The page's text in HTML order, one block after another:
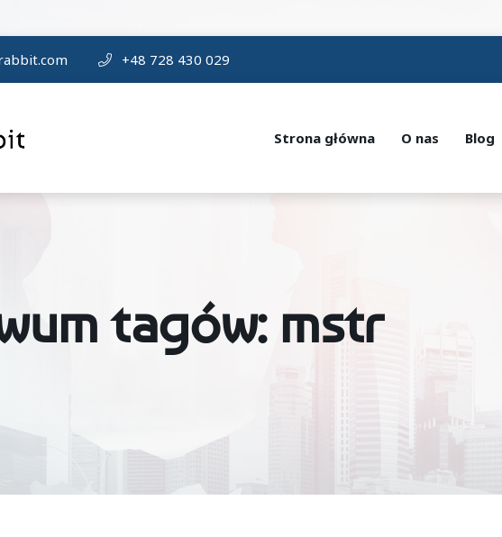
+48 728 430 029
Strona główna O nas Blog
tagów: mstr